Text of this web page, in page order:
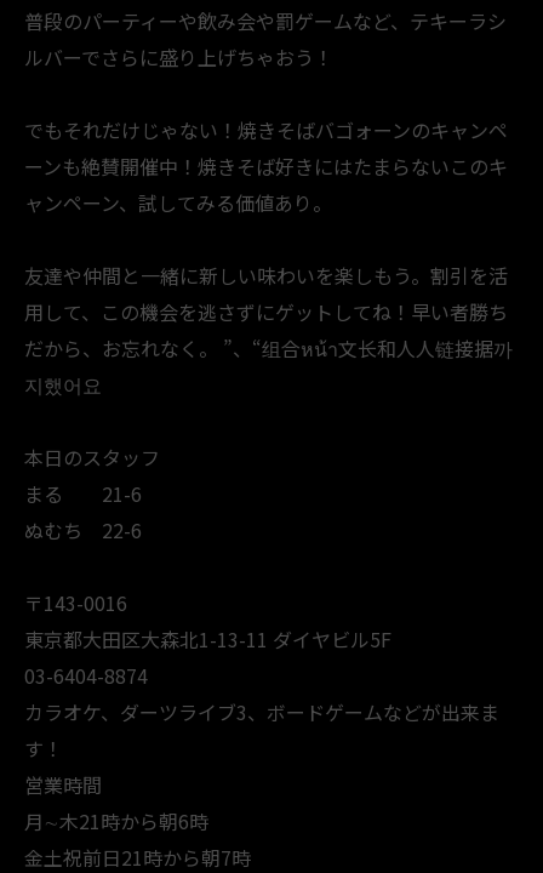
普段のパーティーや飲み会や罰ゲームなど、テキーラシ
ルバーでさらに盛り上げちゃおう！
でもそれだけじゃない！焼きそばバゴォーンのキャンペ
ーンも絶賛開催中！焼きそば好きにはたまらないこのキ
ャンペーン、試してみる価値あり。
友達や仲間と一緒に新しい味わいを楽しもう。割引を活
用して、この機会を逃さずにゲットしてね！早い者勝ち
だから、お忘れなく。 ”、“组合หน้า文长和人人链接据까
지했어요
本日のスタッフ
まる 21-6
ぬむち 22-6
〒143-0016
東京都大田区大森北1-13-11 ダイヤビル5F
03-6404-8874
カラオケ、ダーツライブ3、ボードゲームなどが出来ま
す！
営業時間
月∼木21時から朝6時
金土祝前日21時から朝7時